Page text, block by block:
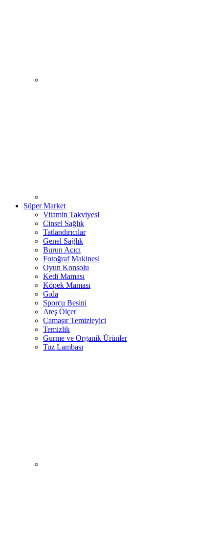
Süper Market
Vitamin Takviyesi
Cinsel Sağlık
Tatlandırıcılar
Genel Sağlık
Burun Açıcı
Fotoğraf Makinesi
Oyun Konsolu
Kedi Maması
Köpek Maması
Gıda
Sporcu Besini
Ateş Ölçer
Çamaşır Temizleyici
Temizlik
Gurme ve Organik Ürünler
Tuz Lambası